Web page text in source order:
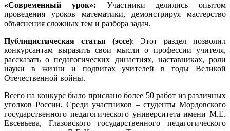
«Современный урок»: Участники делились опытом
проведения уроков математики, демонстрируя мастерство
объяснения сложных тем и разбора задач.
Публицистическая статья (эссе): Этот раздел позволил
конкурсантам выразить свои мысли о профессии учителя,
рассказать о педагогических династиях, наставниках, роли
науки в жизни и подвигах учителей в годы Великой
Отечественной войны.
Всего на конкурс было прислано более 50 работ из различных
уголков России. Среди участников – студенты Мордовского
государственного педагогического университета имени М.Е.
Евсевьева, Глазовского государственного педагогического